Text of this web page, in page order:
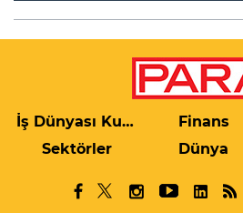
İş Dünyası Kulis Finans
Sektörler
Dünya